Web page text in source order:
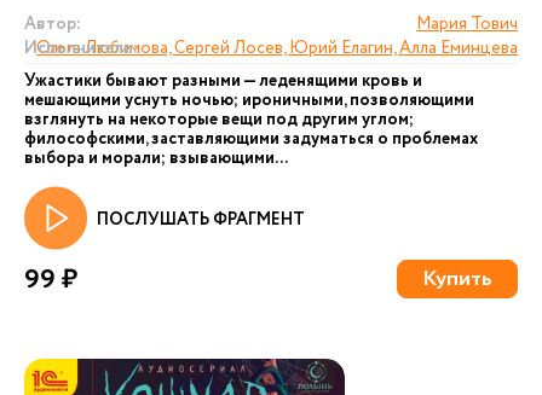
Автор:
Мария Тович
Исполнители:
Ольга Любимова, Сергей Лосев, Юрий Елагин, Алла Еминцева
Ужастики бывают разными — леденящими кровь и
мешающими уснуть ночью; ироничными, позволяющими
взглянуть на некоторые вещи под другим углом;
философскими, заставляющими задуматься о проблемах
выбора и морали; взывающими...
ПОСЛУШАТЬ ФРАГМЕНТ
99 ₽ Купить